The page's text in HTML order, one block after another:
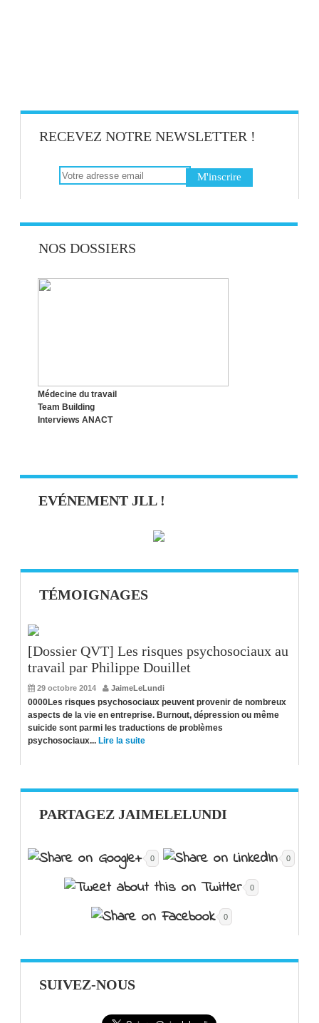
CHOISIR LE BON MOMENT !
RECEVEZ NOTRE NEWSLETTER !
NOS DOSSIERS
Médecine du travail
Team Building
Interviews ANACT
EVÉNEMENT JLL !
TÉMOIGNAGES
[Dossier QVT] Les risques psychosociaux au
travail par Philippe Douillet
29 octobre 2014 JaimeLeLundi
0000Les risques psychosociaux peuvent provenir de nombreux
aspects de la vie en entreprise. Burnout, dépression ou même
suicide sont parmi les traductions de problèmes
psychosociaux... Lire la suite
PARTAGEZ JAIMELELUNDI
0 0
0
0
SUIVEZ-NOUS